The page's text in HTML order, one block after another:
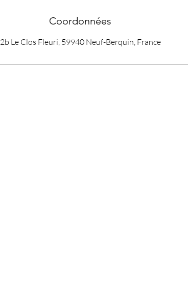
Coordonnées
2b Le Clos Fleuri, 59940 Neuf-Berquin, France